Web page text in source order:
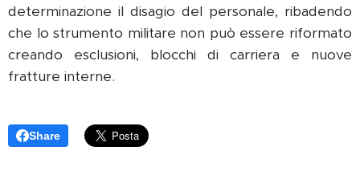
determinazione il disagio del personale, ribadendo
che lo strumento militare non può essere riformato
creando esclusioni, blocchi di carriera e nuove
fratture interne.
Share